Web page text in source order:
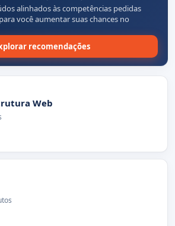
alinhados às competências pedidas
você aumentar suas chances no
recomendações
Web